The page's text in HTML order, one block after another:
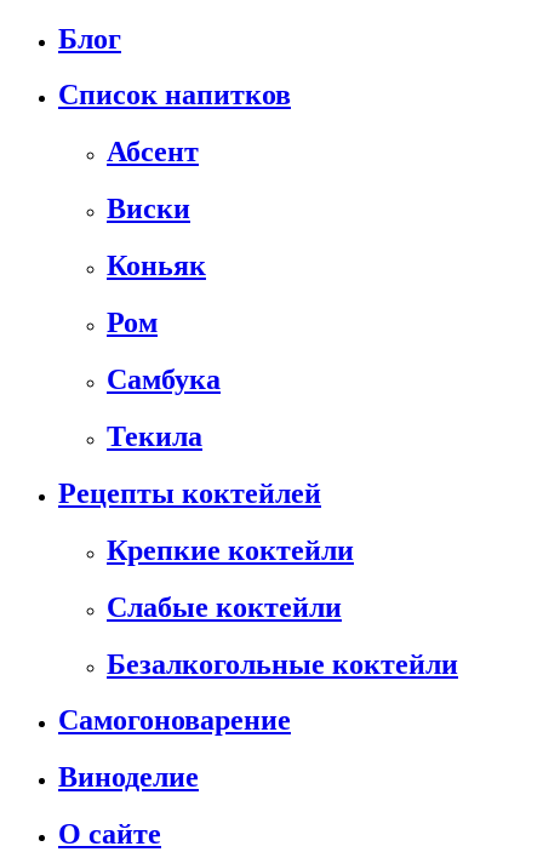
Блог
Список напитков
Абсент
Виски
Коньяк
Ром
Самбука
Текила
Рецепты коктейлей
Крепкие коктейли
Слабые коктейли
Безалкогольные коктейли
Самогоноварение
Виноделие
О сайте